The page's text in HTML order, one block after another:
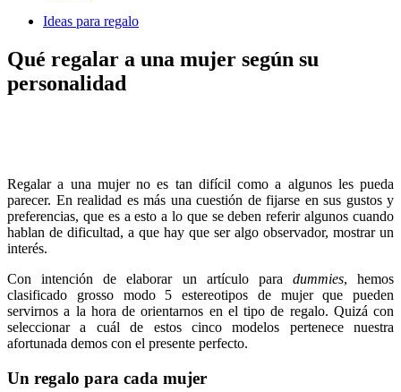
Ideas para regalo
Qué regalar a una mujer según su
personalidad
Regalar a una mujer no es tan difícil como a algunos les pueda
parecer. En realidad es más una cuestión de fijarse en sus gustos y
preferencias, que es a esto a lo que se deben referir algunos cuando
hablan de dificultad, a que hay que ser algo observador, mostrar un
interés.
Con intención de elaborar un artículo para dummies, hemos
clasificado grosso modo 5 estereotipos de mujer que pueden
servirnos a la hora de orientarnos en el tipo de regalo. Quizá con
seleccionar a cuál de estos cinco modelos pertenece nuestra
afortunada demos con el presente perfecto.
Un regalo para cada mujer